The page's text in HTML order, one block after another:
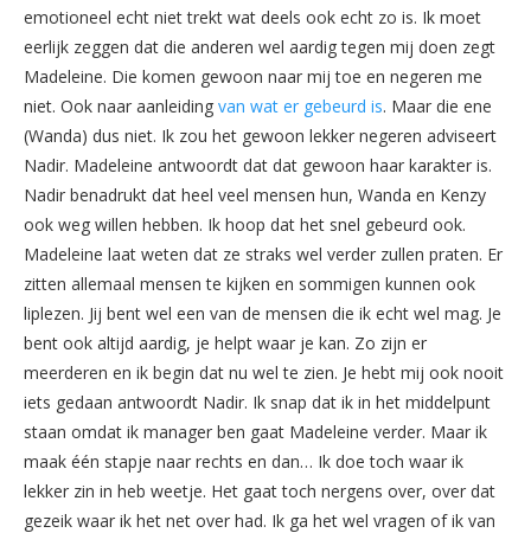
emotioneel echt niet trekt wat deels ook echt zo is. Ik moet
eerlijk zeggen dat die anderen wel aardig tegen mij doen zegt
Madeleine. Die komen gewoon naar mij toe en negeren me
niet. Ook naar aanleiding van wat er gebeurd is. Maar die ene
(Wanda) dus niet. Ik zou het gewoon lekker negeren adviseert
Nadir. Madeleine antwoordt dat dat gewoon haar karakter is.
Nadir benadrukt dat heel veel mensen hun, Wanda en Kenzy
ook weg willen hebben. Ik hoop dat het snel gebeurd ook.
Madeleine laat weten dat ze straks wel verder zullen praten. Er
zitten allemaal mensen te kijken en sommigen kunnen ook
liplezen. Jij bent wel een van de mensen die ik echt wel mag. Je
bent ook altijd aardig, je helpt waar je kan. Zo zijn er
meerderen en ik begin dat nu wel te zien. Je hebt mij ook nooit
iets gedaan antwoordt Nadir. Ik snap dat ik in het middelpunt
staan omdat ik manager ben gaat Madeleine verder. Maar ik
maak één stapje naar rechts en dan… Ik doe toch waar ik
lekker zin in heb weetje. Het gaat toch nergens over, over dat
gezeik waar ik het net over had. Ik ga het wel vragen of ik van